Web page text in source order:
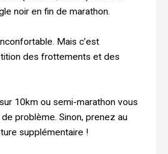
noir en fin de marathon.
Mais c’est
des frottements et des
10km ou semi-marathon vous
problème. Sinon, prenez au
supplémentaire !